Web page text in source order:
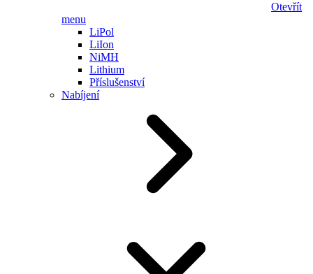
Otevřít
menu
LiPol
LiIon
NiMH
Lithium
Příslušenství
Nabíjení